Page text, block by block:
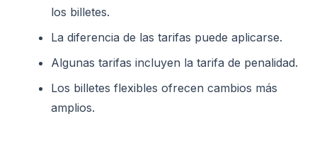
los billetes.
La diferencia de las tarifas puede aplicarse.
Algunas tarifas incluyen la tarifa de penalidad.
Los billetes flexibles ofrecen cambios más
amplios.